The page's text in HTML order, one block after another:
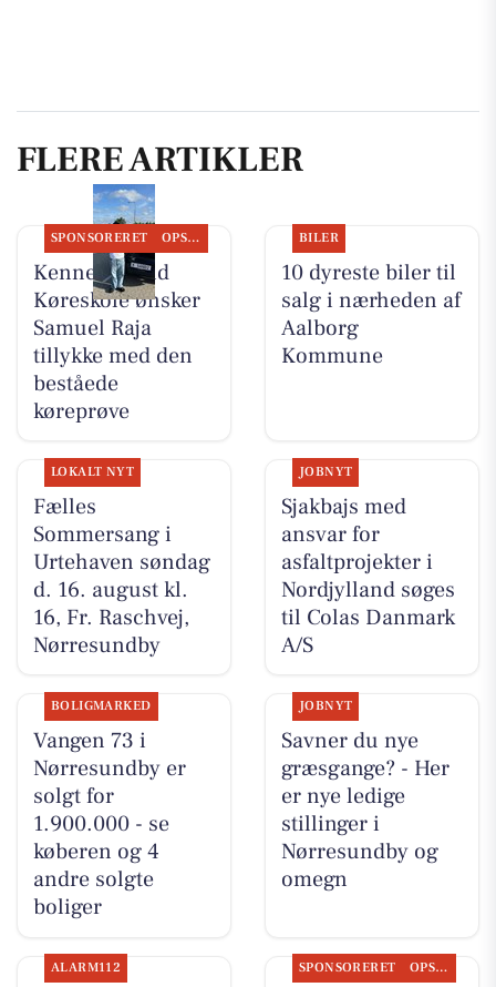
FLERE ARTIKLER
SPONSORERET OPSLAGSTAVLEN
Kenneth Sand
Køreskole ønsker
Samuel Raja
tillykke med den
beståede
køreprøve
BILER
10 dyreste biler til
salg i nærheden af
Aalborg
Kommune
LOKALT NYT
Fælles
Sommersang i
Urtehaven søndag
d. 16. august kl.
16, Fr. Raschvej,
Nørresundby
JOBNYT
Sjakbajs med
ansvar for
asfaltprojekter i
Nordjylland søges
til Colas Danmark
A/S
BOLIGMARKED
Vangen 73 i
Nørresundby er
solgt for
1.900.000 - se
køberen og 4
andre solgte
boliger
JOBNYT
Savner du nye
græsgange? - Her
er nye ledige
stillinger i
Nørresundby og
omegn
ALARM112 SPONSORERET OPSLAGSTAVLEN